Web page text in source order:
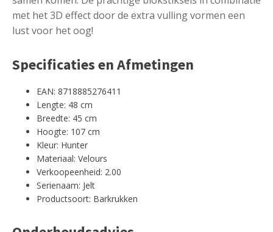
met het 3D effect door de extra vulling vormen een
lust voor het oog!
Specificaties en Afmetingen
EAN: 8718885276411
Lengte: 48 cm
Breedte: 45 cm
Hoogte: 107 cm
Kleur: Hunter
Materiaal: Velours
Verkoopeenheid: 2.00
Serienaam: Jelt
Productsoort: Barkrukken